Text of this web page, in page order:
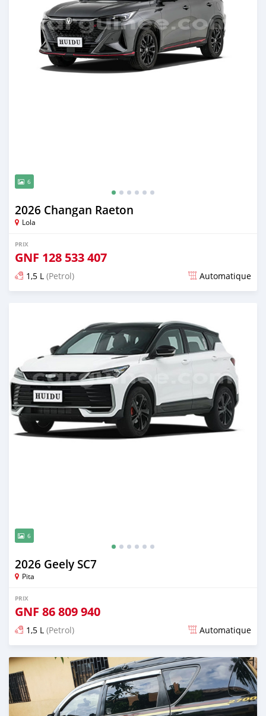
6
2026 Changan Raeton
Lola
PRIX
GNF 128 533 407
1,5 L (Petrol) Automatique
6
2026 Geely SC7
Pita
PRIX
GNF 86 809 940
1,5 L (Petrol) Automatique
Publié il y a 6 jours